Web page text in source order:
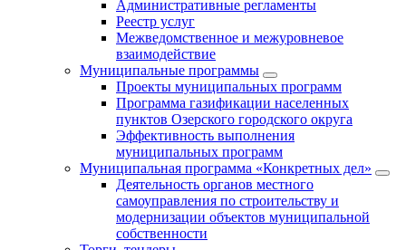
Административные регламенты
Реестр услуг
Межведомственное и межуровневое
взаимодействие
Муниципальные программы
Проекты муниципальных программ
Программа газификации населенных
пунктов Озерского городского округа
Эффективность выполнения
муниципальных программ
Муниципальная программа «Конкретных дел»
Деятельность органов местного
самоуправления по строительству и
модернизации объектов муниципальной
собственности